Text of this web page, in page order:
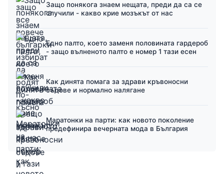
Защо понякога знаем нещата, преди да са се
случили - какво крие мозъкът от нас
Едно палто, което заменя половината гардероб
- защо вълненото палто е номер 1 тази есен
Как динята помага за здрави кръвоносни
съдове и нормално налягане
Маратонки на парти: как новото поколение
предефинира вечерната мода в България